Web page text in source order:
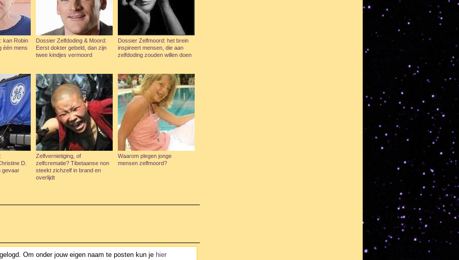
kan Robin
één mens
Dossier Zelfdoding & Moord:
Eerst dokter gebeld, dan zijn
twee kindjes vermoord
Dossier Zelfmoord: het brein
inspireert mensen, die aan
zelfdoding zouden willen doen
D.
gevaar
Zelfvernietiging, of
zelfcrematie? Tibetaanse non
steekt zichzelf in brand en
overlijdt
Waarom plegen jonge
mensen zelfmoord?
Om onder jouw eigen naam te posten kun je hier